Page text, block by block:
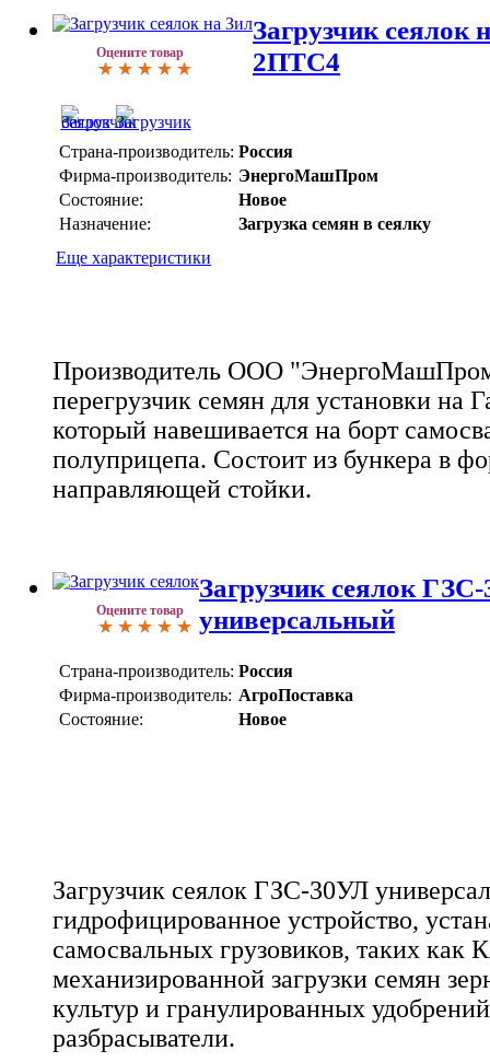
Оцените товар
Загрузчик сеялок
2ПТС4
Страна-производитель: Россия
Фирма-производитель: ЭнергоМашПром
Состояние:
Новое
Назначение:
Загрузка семян в сеялку
Еще характеристики
Производитель ООО
перегрузчик семян для установки на
который навешивается на борт
полуприцепа. Состоит из бункера в
направляющей стойки.
Оцените товар
Загрузчик сеялок
универсальный
Страна-производитель: Россия
Фирма-производитель: АгроПоставка
Состояние:
Новое
Загрузчик сеялок ГЗС-30УЛ
гидрофицированное устройство,
самосвальных грузовиков, таких
механизированной загрузки семян
культур и гранулированных
разбрасыватели.